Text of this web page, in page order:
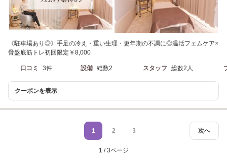
《駐車場あり◎》手足の冷え・重い生理・更年期の不調に◎温活フェムケア×
骨盤底筋トレ初回限定￥8,000
口コミ 3件 設備 総数2 スタッフ 総数2人
クーポンを表示
次へ
1 2 3
1 / 3ページ